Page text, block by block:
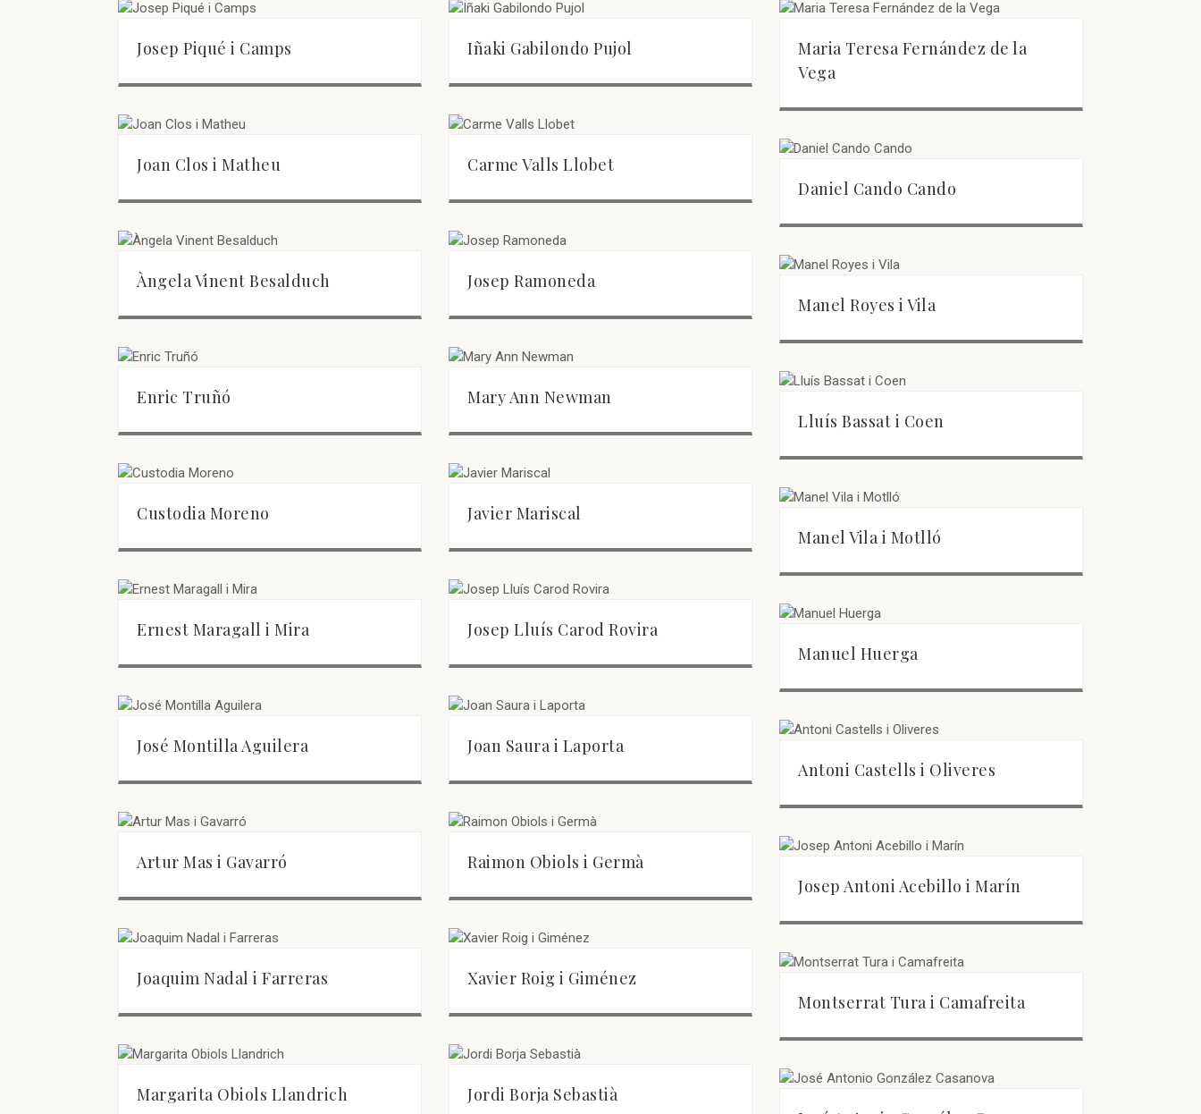
Josep Piqué i Camps Iñaki Gabilondo Pujol
Maria Teresa Fernández de la
Vega
Joan Clos i Matheu
Carme Valls Llobet
Daniel Cando Cando
Àngela Vinent Besalduch
Josep Ramoneda
Manel Royes i Vila
Enric Truñó
Mary Ann Newman
Lluís Bassat i Coen
Custodia Moreno
Javier Mariscal
Manel Vila i Motlló
Ernest Maragall i Mira
Josep Lluís Carod Rovira
Manuel Huerga
José Montilla Aguilera
Joan Saura i Laporta
Antoni Castells i Oliveres
Artur Mas i Gavarró
Raimon Obiols i Germà
Josep Antoni Acebillo i Marín
Joaquim Nadal i Farreras
Xavier Roig i Giménez
Montserrat Tura i Camafreita
Margarita Obiols Llandrich
Jordi Borja Sebastià